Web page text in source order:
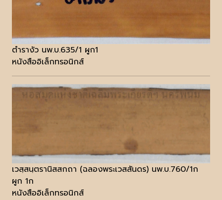
ตำรางัว นพ.บ.635/1 ผูก1
หนังสืออิเล็กทรอนิกส์
เวสฺสนฺตรานิสสกถา (ฉลองพระเวสสันดร) นพ.บ.760/1ก
ผูก 1ก
หนังสืออิเล็กทรอนิกส์